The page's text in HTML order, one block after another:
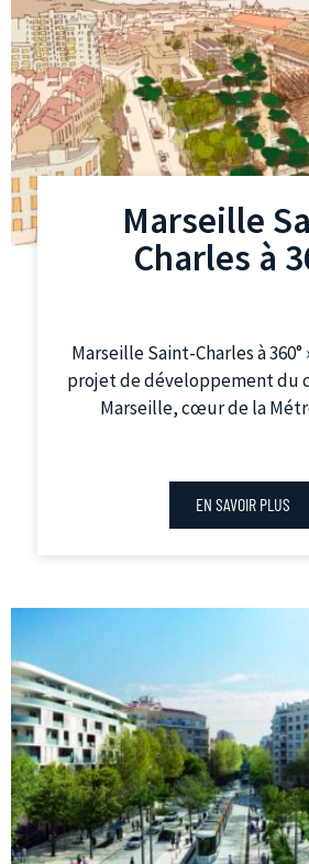
Marseille
Charles à
Marseille Saint-Charles à 360°
projet de développement du
Marseille, cœur de la
EN SAVOIR PLUS